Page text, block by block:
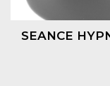
SEANCE